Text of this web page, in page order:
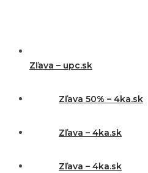
Zľava – upc.sk
Zľava 50% – 4ka.sk
Zľava – 4ka.sk
Zľava – 4ka.sk